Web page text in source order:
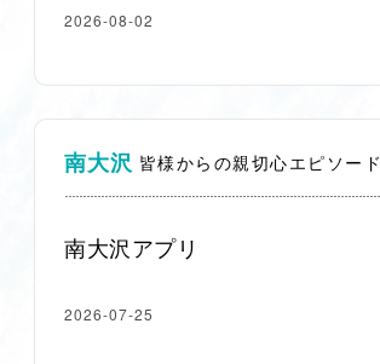
2026-08-02
南大沢 皆様からの親切心エピソード
南大沢アプリ
2026-07-25